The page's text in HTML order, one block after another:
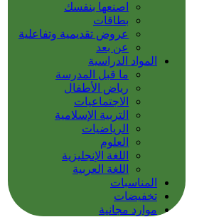
اصنعها بنفسك
بطاقات
عروض تقديمية وتفاعلية
عن بعد
المواد الدراسية
ما قبل المدرسة
رياض الأطفال
الاجتماعيات
التربية الإسلامية
الرياضيات
العلوم
اللغة الإنجليزية
اللغة العربية
المناسبات
تخفيضات
موارد مجانية